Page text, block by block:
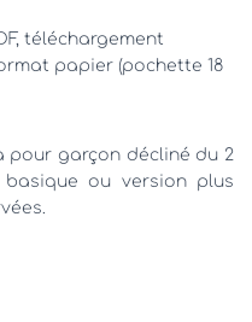
téléchargement
papier (pochette 18
pour garçon décliné du 2
ou version plus